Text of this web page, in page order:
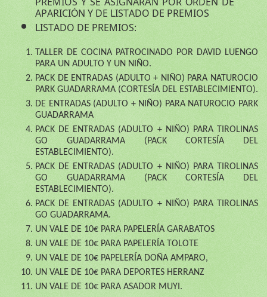
APARICIÓN Y DE LISTADO DE PREMIOS
LISTADO DE PREMIOS:
TALLER DE COCINA PATROCINADO POR DAVID LUENGO
PARA UN ADULTO Y UN NIÑO.
PACK DE ENTRADAS (ADULTO + NIÑO) PARA NATUROCIO
PARK GUADARRAMA (CORTESÍA DEL ESTABLECIMIENTO).
DE ENTRADAS (ADULTO + NIÑO) PARA NATUROCIO PARK
GUADARRAMA
PACK DE ENTRADAS (ADULTO + NIÑO) PARA TIROLINAS
GO GUADARRAMA (PACK CORTESÍA DEL
ESTABLECIMIENTO).
PACK DE ENTRADAS (ADULTO + NIÑO) PARA TIROLINAS
GO GUADARRAMA (PACK CORTESÍA DEL
ESTABLECIMIENTO).
PACK DE ENTRADAS (ADULTO + NIÑO) PARA TIROLINAS
GO GUADARRAMA.
UN VALE DE 10€ PARA PAPELERÍA GARABATOS
UN VALE DE 10€ PARA PAPELERÍA TOLOTE
UN VALE DE 10€ PAPELERÍA DOÑA AMPARO,
UN VALE DE 10€ PARA DEPORTES HERRANZ
UN VALE DE 10€ PARA ASADOR MUYI.